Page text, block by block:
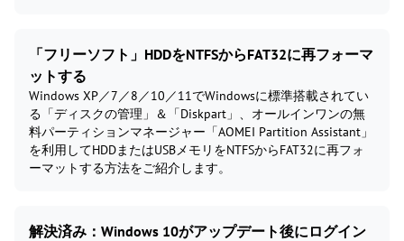
「フリーソフト」HDDをNTFSからFAT32に再フォーマ
ットする
Windows XP／7／8／10／11でWindowsに標準搭載されてい
る「ディスクの管理」＆「Diskpart」、オールインワンの無
料パーティションマネージャー「AOMEI Partition Assistant」
を利用してHDDまたはUSBメモリをNTFSからFAT32に再フォ
ーマットする方法をご紹介します。
解決済み：Windows 10がアップデート後にログイン